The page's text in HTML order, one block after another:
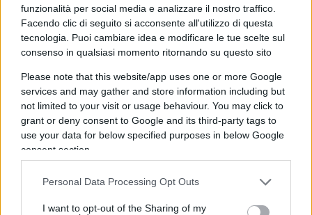
funzionalità per social media e analizzare il nostro traffico.
Facendo clic di seguito si acconsente all'utilizzo di questa
tecnologia. Puoi cambiare idea e modificare le tue scelte sul
consenso in qualsiasi momento ritornando su questo sito
Please note that this website/app uses one or more Google
services and may gather and store information including but
not limited to your visit or usage behaviour. You may click to
grant or deny consent to Google and its third-party tags to
use your data for below specified purposes in below Google
consent section.
Personal Data Processing Opt Outs
I want to opt-out of the Sharing of my
SpaceX ha portato gli astronauti sulla Stazione
Spaziale Internazionale. Blue Origin sembra più
vicino all’avvio di voli turistici ai confini dello
spaziale è destinata a cambiare radicalmente.
Nell’ambito del programma Artemis , che prende
il nome dalla sorella di Apollo, la NASA mira a far